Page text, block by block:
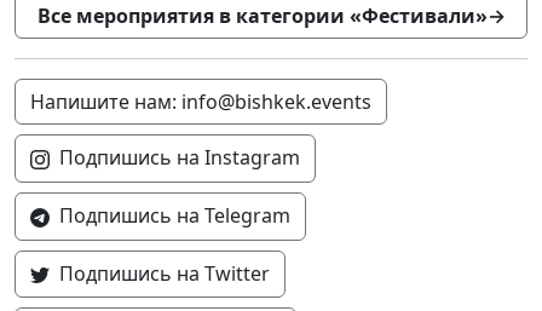
Все мероприятия в категории «Фестивали»→
Напишите нам: info@bishkek.events
Подпишись на Instagram
Подпишись на Telegram
Подпишись на Twitter